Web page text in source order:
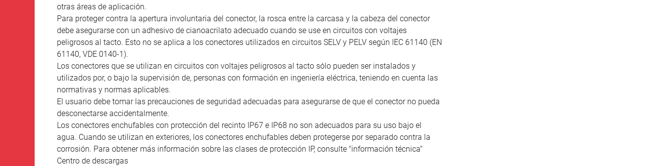
otras áreas de aplicación.
Para proteger contra la apertura involuntaria del conector, la rosca entre la carcasa y la cabeza del conector
debe asegurarse con un adhesivo de cianoacrilato adecuado cuando se use en circuitos con voltajes
peligrosos al tacto. Esto no se aplica a los conectores utilizados en circuitos SELV y PELV según IEC 61140 (EN
61140, VDE 0140-1).
Los conectores que se utilizan en circuitos con voltajes peligrosos al tacto sólo pueden ser instalados y
utilizados por, o bajo la supervisión de, personas con formación en ingeniería eléctrica, teniendo en cuenta las
normativas y normas aplicables.
El usuario debe tomar las precauciones de seguridad adecuadas para asegurarse de que el conector no pueda
desconectarse accidentalmente.
Los conectores enchufables con protección del recinto IP67 e IP68 no son adecuados para su uso bajo el
agua. Cuando se utilizan en exteriores, los conectores enchufables deben protegerse por separado contra la
corrosión. Para obtener más información sobre las clases de protección IP, consulte "información técnica"
Centro de descargas